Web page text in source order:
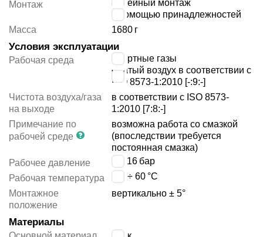
Монтаж
линейный монтаж
с помощью принадлежностей
Масса
1680 г
Условия эксплуатации
Рабочая среда
инертные газы
сжатый воздух в соответствии с
ISO 8573-1:2010 [-:9:-]
Чистота воздуха/газа
на выходе
в соответствии с ISO 8573-
1:2010 [7:8:-]
Примечание по
рабочей среде
возможна работа со смазкой
(впоследствии требуется
постоянная смазка)
Рабочее давление
1 ÷ 16 бар
Рабочая температура
-10 ÷ 60 °C
Монтажное
положение
вертикально ± 5°
Материалы